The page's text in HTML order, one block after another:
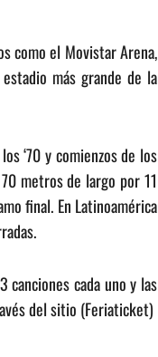
como el Movistar Arena,
más grande de la
‘70 y comienzos de los
metros de largo por 11
final. En Latinoamérica
canciones cada uno y las
del sitio (Feriaticket)